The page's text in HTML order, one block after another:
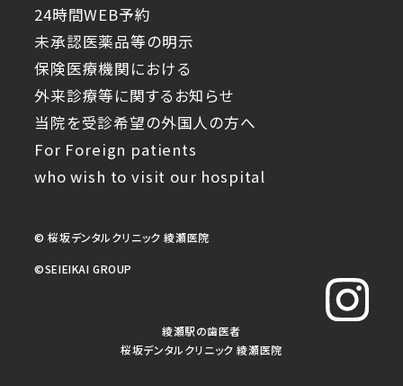
24時間WEB予約
未承認医薬品等の明示
保険医療機関における
外来診療等に関するお知らせ
当院を受診希望の外国人の方へ
For Foreign patients
who wish to visit our hospital
© 桜坂デンタルクリニック 綾瀬医院
©︎SEIEIKAI GROUP
綾瀬駅の歯医者
桜坂デンタルクリニック 綾瀬医院